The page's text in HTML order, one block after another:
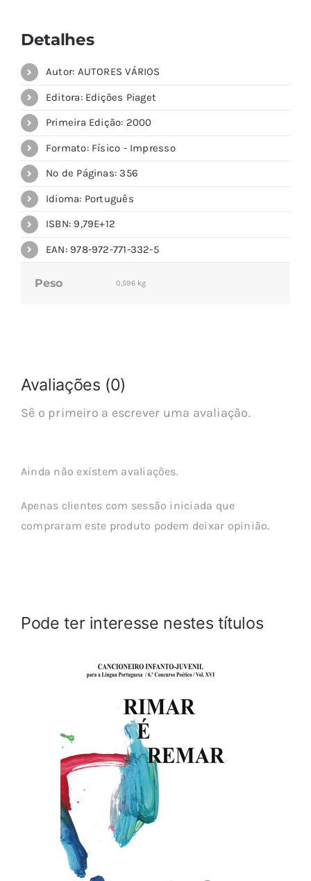
Detalhes
Autor: AUTORES VÁRIOS
Editora: Edições Piaget
Primeira Edição: 2000
Formato: Físico - Impresso
Nº de Páginas: 356
Idioma: Português
ISBN: 9,79E+12
EAN: 978-972-771-332-5
Peso 0,596 kg
Avaliações (0)
Sê o primeiro a escrever uma avaliação.
Ainda não existem avaliações.
Apenas clientes com sessão iniciada que
compraram este produto podem deixar opinião.
Pode ter interesse nestes títulos